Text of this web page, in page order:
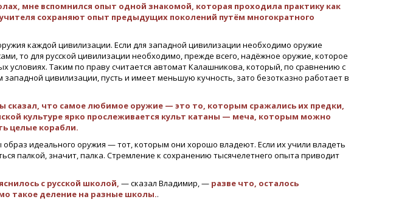
мне вспомнился опыт одной знакомой, которая проходила практику как
сохраняют опыт предыдущих поколений путём многократного
каждой цивилизации. Если для западной цивилизации необходимо оружие
то для русской цивилизации необходимо, прежде всего, надёжное оружие, которое
условиях. Таким по праву считается автомат Калашникова, который, по сравнению с
цивилизации, пусть и имеет меньшую кучность, зато безотказно работает в
сказал, что самое любимое оружие — это то, которым сражались их предки,
культуре ярко прослеживается культ катаны — меча, которым можно
целые корабли.
идеального оружия — тот, которым они хорошо владеют. Если их учили владеть
палкой, значит, палка. Стремление к сохранению тысячелетнего опыта приводит
с русской школой, — сказал Владимир, — разве что, осталось
такое деление на разные школы..